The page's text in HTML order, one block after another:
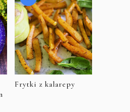
Frytki z kalarepy